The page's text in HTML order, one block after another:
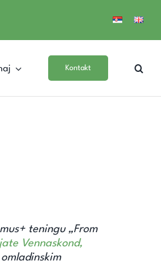
Kontakt
teningu „From
Vennaskond,